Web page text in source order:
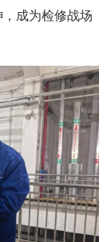
成为检修战场